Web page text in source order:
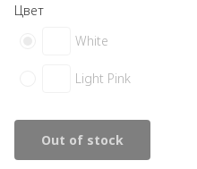
Цвет
White
Light Pink
Out of stock